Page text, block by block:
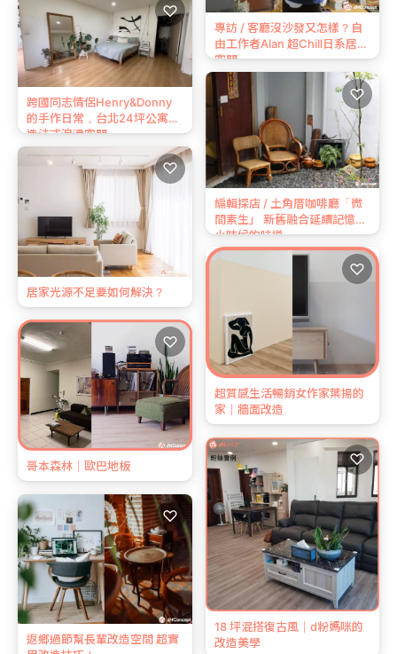
專訪 / 客廳沒沙發又怎樣？自
由工作者Alan 超Chill日系居家
空間
編輯探店 / 土角厝咖啡廳「微
間素生」 新舊融合延續記憶中
小時候的味道
♡
跨國同志情侶Henry&Donny
的手作日常，台北24坪公寓打
造法式浪漫空間
♡
超質感生活暢銷女作家葉揚的
家｜牆面改造
♡
居家光源不足要如何解決？
♡
18 坪混搭復古風｜d粉媽咪的
改造美學
♡
哥本森林｜歐巴地板
♡
返鄉過節幫長輩改造空間 超實
♡